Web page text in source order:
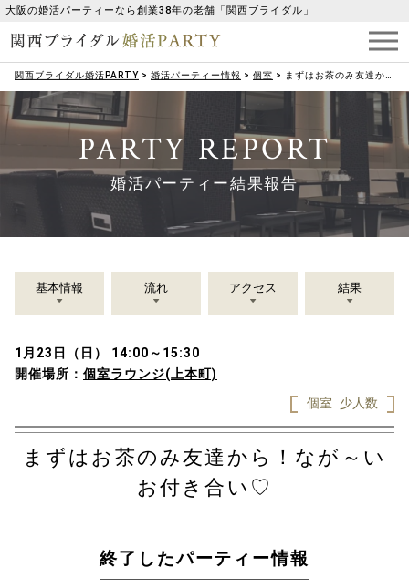
大阪の婚活パーティーなら創業38年の老舗「関西ブライダル」
関西ブライダル婚活PARTY > 婚活パーティー情報 > 個室 > まずはお茶のみ友達から！なが～いお付き合い♡
PARTY REPORT
婚活パーティー結果報告
基本情報 流れ アクセス 結果
1月23日（日） 14:00～15:30
開催場所： 個室ラウンジ(上本町)
個室
少人数
まずはお茶のみ友達から！なが～い
お付き合い♡
終了したパーティー情報